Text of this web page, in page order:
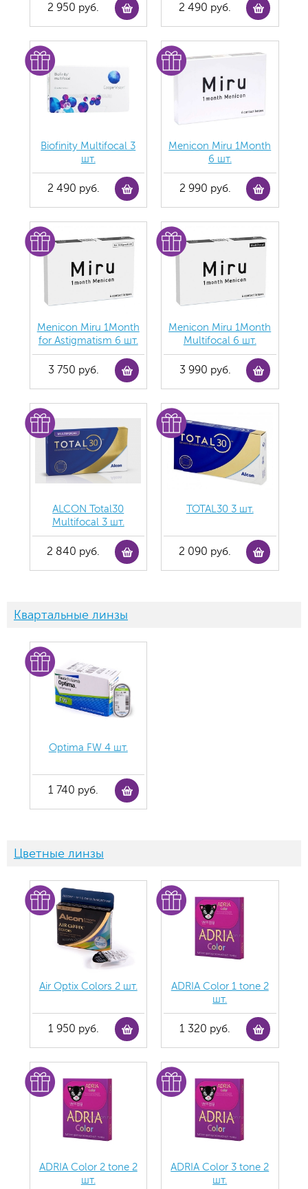
2 950 руб. 2 490 руб.
Biofinity Multifocal 3
шт.
2 490 руб.
Menicon Miru 1Month
6 шт.
2 990 руб.
Menicon Miru 1Month
for Astigmatism 6 шт.
3 750 руб.
Menicon Miru 1Month
Multifocal 6 шт.
3 990 руб.
ALCON Total30
Multifocal 3 шт.
2 840 руб.
TOTAL30 3 шт.
2 090 руб.
Квартальные линзы
Optima FW 4 шт.
1 740 руб.
Цветные линзы
Air Optix Colors 2 шт.
1 950 руб.
ADRIA Color 1 tone 2
шт.
1 320 руб.
ADRIA Color 2 tone 2
шт.
ADRIA Color 3 tone 2
шт.